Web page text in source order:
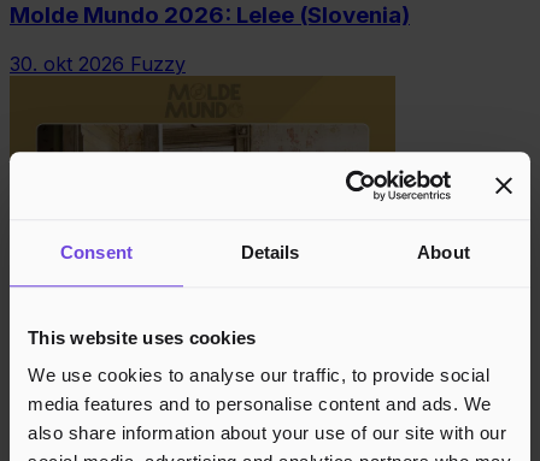
Consent Details About
This website uses cookies
We use cookies to analyse our traffic, to provide social
media features and to personalise content and ads. We
also share information about your use of our site with our
Molde Mundo 2026: Lelee (Slovenia)
30. okt 2026 Fuzzy
30. okt 2026Die Tankstelle